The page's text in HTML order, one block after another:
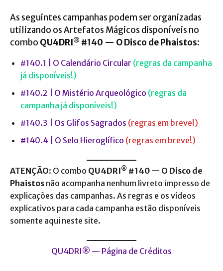
As seguintes campanhas podem ser organizadas
utilizando os Artefatos Mágicos disponíveis no
combo QU4DRI® #140 — O Disco de Phaistos:
#140.1 | O Calendário Circular (regras da campanha
já disponíveis!)
#140.2 | O Mistério Arqueológico (regras da
campanha já disponíveis!)
#140.3 | Os Glifos Sagrados (regras em breve!)
#140.4 | O Selo Hieroglífico (regras em breve!)
ATENÇÃO: O combo QU4DRI® #140 — O Disco de
Phaistos não acompanha nenhum livreto impresso de
explicações das campanhas. As regras e os vídeos
explicativos para cada campanha estão disponíveis
somente aqui neste site.
QU4DRI® — Página de Créditos